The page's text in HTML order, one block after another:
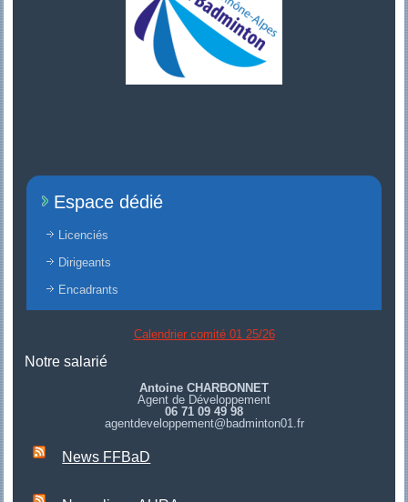
Espace dédié
Licenciés
Dirigeants
Encadrants
Calendrier comité 01 25/26
Notre salarié
Antoine CHARBONNET
Agent de Développement
06 71 09 49 98
agentdeveloppement@badminton01.fr
News FFBaD